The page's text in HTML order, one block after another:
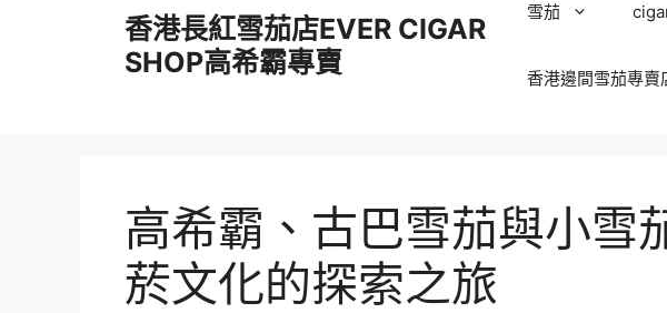
香港長紅雪茄店EVER CIGAR
SHOP高希霸專賣
雪茄
香港邊間雪茄專賣
高希霸、古巴雪茄與小雪
菸文化的探索之旅